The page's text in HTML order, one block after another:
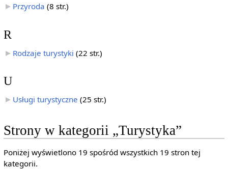
Przyroda (8 str.)
R
Rodzaje turystyki (22 str.)
U
Usługi turystyczne (25 str.)
Strony w kategorii „Turystyka”
Poniżej wyświetlono 19 spośród wszystkich 19 stron tej
kategorii.